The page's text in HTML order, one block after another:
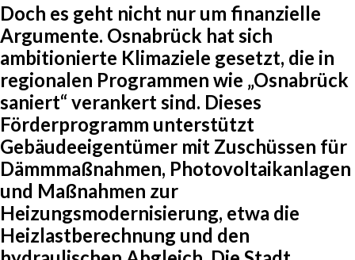
Doch es geht nicht nur um finanzielle
Argumente. Osnabrück hat sich
ambitionierte Klimaziele gesetzt, die in
regionalen Programmen wie „Osnabrück
saniert“ verankert sind. Dieses
Förderprogramm unterstützt
Gebäudeeigentümer mit Zuschüssen für
Dämmmaßnahmen, Photovoltaikanlagen
und Maßnahmen zur
Heizungsmodernisierung, etwa die
Heizlastberechnung und den